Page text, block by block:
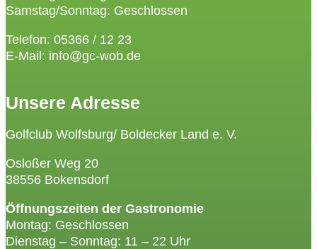
Samstag/Sonntag: Geschlossen
Telefon: 05366 / 12 23
E-Mail: info@gc-wob.de
Unsere Adresse
Golfclub Wolfsburg/ Boldecker Land e. V.
Osloßer Weg 20
38556 Bokensdorf
Öffnungszeiten der Gastronomie
Montag: Geschlossen
Dienstag – Sonntag: 11 – 22 Uhr